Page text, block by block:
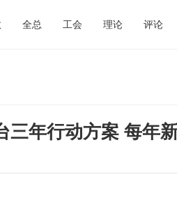
全总 工会 理论 评论
三年行动方案 每年